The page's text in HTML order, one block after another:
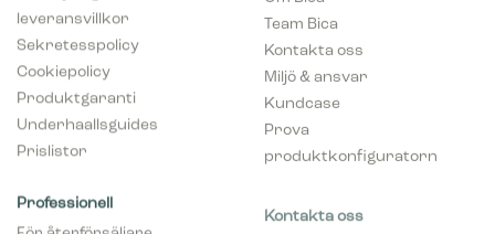
leveransvillkor
Sekretesspolicy
Cookiepolicy
Produktgaranti
Underhaallsguides
Prislistor
Team Bica
Kontakta oss
Miljö & ansvar
Kundcase
Prova
produktkonfiguratorn
info@bicasolutions.dk